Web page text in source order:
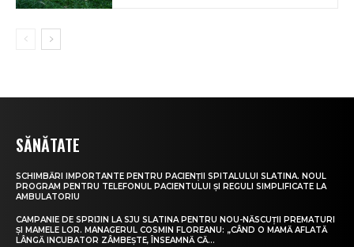
SĂNĂTATE
SCHIMBĂRI IMPORTANTE PENTRU PACIENȚII SPITALULUI SLATINA. NOUL
PROGRAM PENTRU TELEFONUL PACIENTULUI ȘI REGULI SIMPLIFICATE LA
AMBULATORIU
CAMPANIE DE SPRIJIN LA SJU SLATINA PENTRU NOU-NĂSCUȚII PREMATURI
ȘI MAMELE LOR. MANAGERUL COSMIN FLOREANU: „CÂND O MAMĂ AFLATĂ
LÂNGĂ INCUBATOR ZÂMBEȘTE, ÎNSEAMNĂ CĂ...